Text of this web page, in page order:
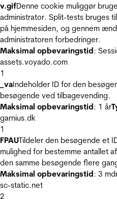
v.gifDenne cookie muliggør
administrator. Split-tests bruges
på hjemmesiden, og gennem
administratoren forbedringer.
Maksimal opbevaringstid:
assets.voyado.com
1
_vaIndeholder ID for den
besøgende ved tilbagevending.
Maksimal opbevaringstid: 1 år
garnius.dk
1
FPAUTildeler den besøgende et
mulighed for bestemme antallet
den samme besøgende flere
Maksimal opbevaringstid: 3
sc-static.net
2